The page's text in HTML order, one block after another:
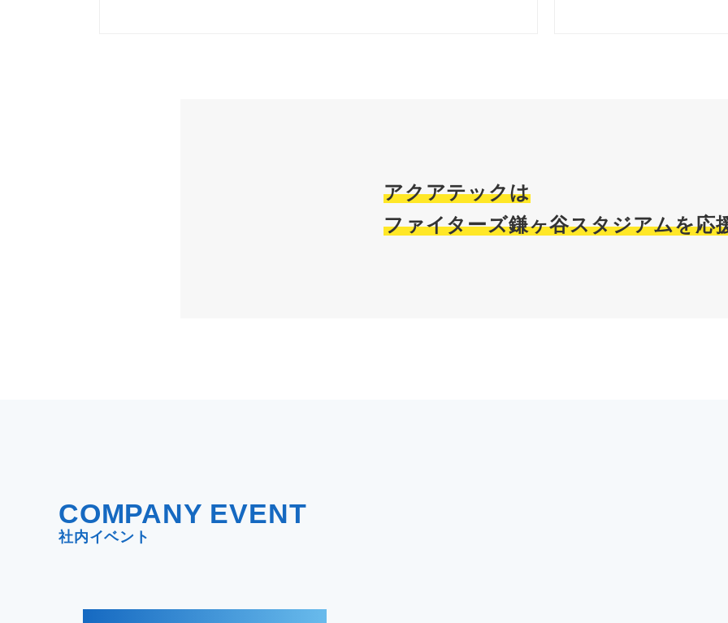
アクアテックは
ファイターズ鎌ヶ谷スタジアムを応
COMPANY EVENT
社内イベント